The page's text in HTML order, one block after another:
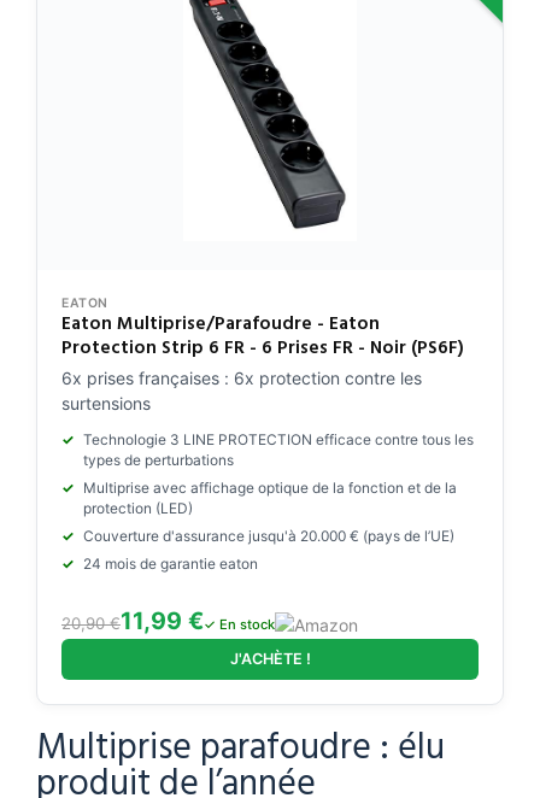
EATON
Eaton Multiprise/Parafoudre - Eaton
Protection Strip 6 FR - 6 Prises FR - Noir (PS6F)
6x prises françaises : 6x protection contre les
surtensions
Technologie 3 LINE PROTECTION efficace contre tous les
types de perturbations
Multiprise avec affichage optique de la fonction et de la
protection (LED)
Couverture d'assurance jusqu'à 20.000 € (pays de l’UE)
24 mois de garantie eaton
20,90 €11,99 €✓ En stock
J'ACHÈTE !
Multiprise parafoudre : élu
produit de l’année